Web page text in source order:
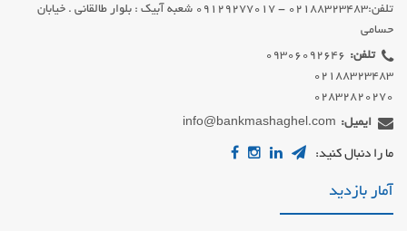
تلفن:02188323483 - 09129277017 شعبه آبیک : بلوار طالقانی . خیابان
حسامی
تلفن:
02832820270
ایمیل: info@bankmashaghel.com
ما را دنبال کنید:
آمار بازدید